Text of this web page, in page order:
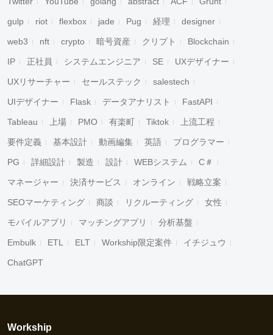
gulp riot flexbox jade Pug 経理 designer
web3 nft crypto 暗号資産 クリプト Blockchain
IP 正社員 システムエンジニア SE UXデザイナー
UXリサーチャー セールステック salestech
UIデザイナー Flask データアナリスト FastAPI
Tableau 上場 PMO 有楽町 Tiktok 上流工程
要件定義 基本設計 動画編集 英語 プログラマー
PG 詳細設計 製造 設計 WEBシステム C＃
マネージャー 決済サービス オンライン 戦略立案
SEOマーケティング 商談 リクルーティング 女性
モバイルアプリ マッチングアプリ 分析基盤
Embulk ETL ELT Workship限定案件 イチジュウ
ChatGPT
Workship